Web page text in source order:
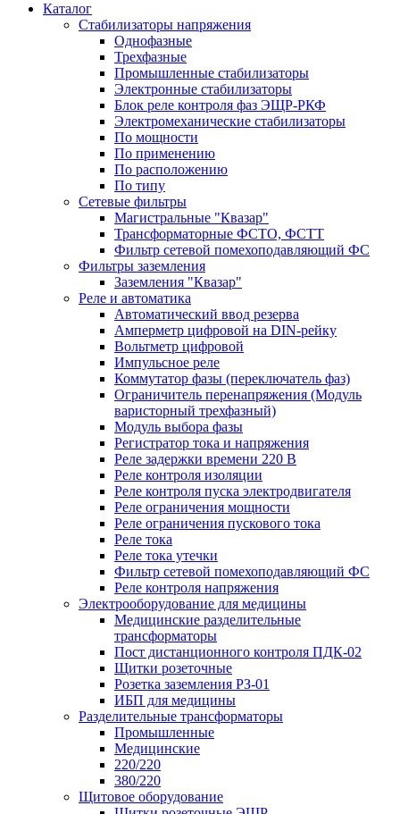
Каталог
Стабилизаторы напряжения
Однофазные
Трехфазные
Промышленные стабилизаторы
Электронные стабилизаторы
Блок реле контроля фаз ЭЩР-РКФ
Электромеханические стабилизаторы
По мощности
По применению
По расположению
По типу
Сетевые фильтры
Магистральные "Квазар"
Трансформаторные ФСТО, ФСТТ
Фильтр сетевой помехоподавляющий ФС
Фильтры заземления
Заземления "Квазар"
Реле и автоматика
Автоматический ввод резерва
Амперметр цифровой на DIN-рейку
Вольтметр цифровой
Импульсное реле
Коммутатор фазы (переключатель фаз)
Ограничитель перенапряжения (Модуль
варисторный трехфазный)
Модуль выбора фазы
Регистратор тока и напряжения
Реле задержки времени 220 В
Реле контроля изоляции
Реле контроля пуска электродвигателя
Реле ограничения мощности
Реле ограничения пускового тока
Реле тока
Реле тока утечки
Фильтр сетевой помехоподавляющий ФС
Реле контроля напряжения
Электрооборудование для медицины
Медицинские разделительные
трансформаторы
Пост дистанционного контроля ПДК-02
Щитки розеточные
Розетка заземления РЗ-01
ИБП для медицины
Разделительные трансформаторы
Промышленные
Медицинские
220/220
380/220
Щитовое оборудование